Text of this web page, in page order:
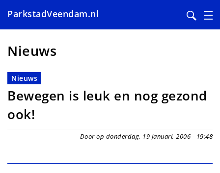
en
naar
de
inhoud
gaan
ParkstadVeendam.nl
Nieuws
Nieuws
Bewegen is leuk en nog gezond
ook!
Door op donderdag, 19 januari, 2006 - 19:48